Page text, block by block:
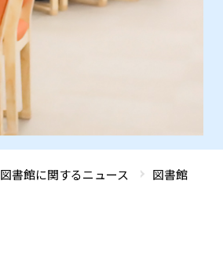
図書館に関するニュース 図書館